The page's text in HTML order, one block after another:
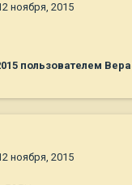
ноября, 2015
пользователем
ноября, 2015